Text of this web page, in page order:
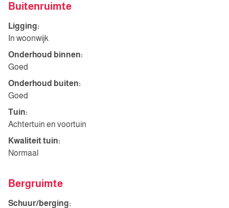
Buitenruimte
Ligging:
In woonwijk
Onderhoud binnen:
Goed
Onderhoud buiten:
Goed
Tuin:
Achtertuin en voortuin
Kwaliteit tuin:
Normaal
Bergruimte
Schuur/berging: